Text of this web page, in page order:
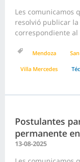
Les comunicamos
resolvió publicar
correspondiente al
Mendoza
Villa Mercedes
Postulantes
permanente
13-08-2025